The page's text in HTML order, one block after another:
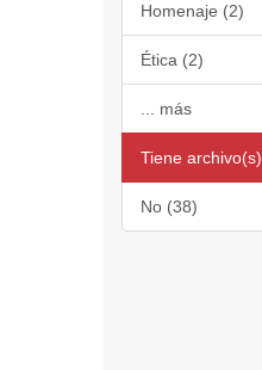
Homenaje (2)
Ética (2)
... más
Tiene archivo(s)
No (38)